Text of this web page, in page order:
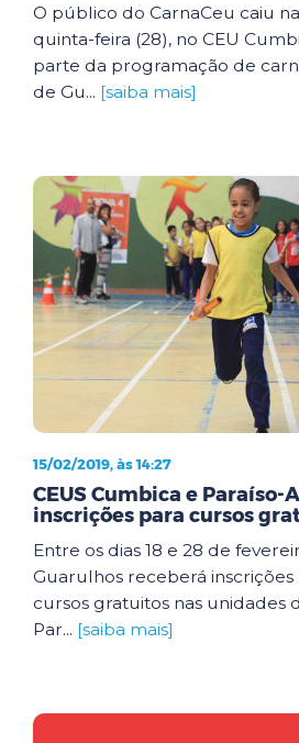
O público do CarnaCeu caiu
quinta-feira (28), no CEU
parte da programação de
de Gu... [saiba mais]
15/02/2019, às 14:27
CEUS Cumbica e
inscrições para cursos
Entre os dias 18 e 28 de
Guarulhos receberá inscrições
cursos gratuitos nas unidades
Par... [saiba mais]